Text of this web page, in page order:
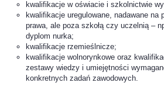
kwalifikacje w oświacie i szkolnictwie
kwalifikacje uregulowane, nadawane na
prawa, ale poza szkołą czy uczelnią –
dyplom nurka;
kwalifikacje rzemieślnicze;
kwalifikacje wolnorynkowe oraz
zestawy wiedzy i umiejętności
konkretnych zadań zawodowych.